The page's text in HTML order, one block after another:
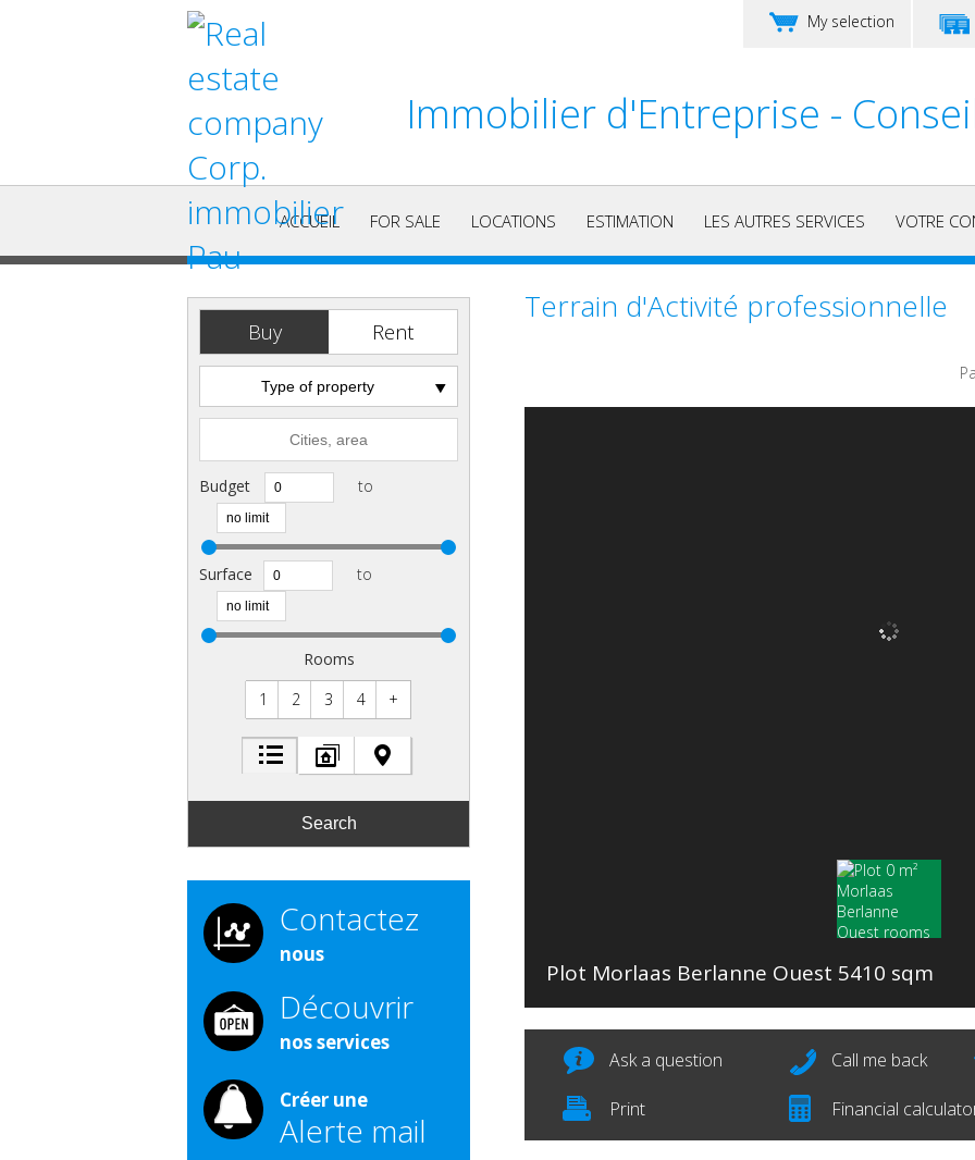
Immobilier d'Entreprise -
My selection
ACCUEIL FOR SALE LOCATIONS ESTIMATION LES AUTRES SERVICES VOTRE
Buy Rent
Type of property
Budget to
Surface to
Rooms
1
2 3 4 +
Contactez
nous
Découvrir
nos services
Créer une
Alerte mail
Terrain d'Activité professionnelle
Plot Morlaas Berlanne Ouest 5410 sqm
Ask a question Call me back
Print Financial